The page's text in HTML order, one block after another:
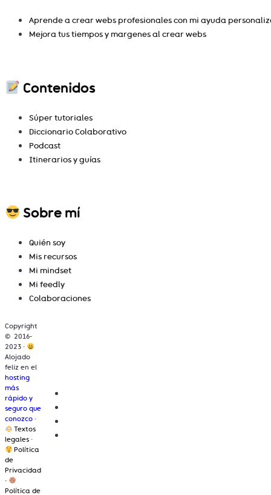
Aprende a crear webs profesionales con mi ayuda
Mejora tus tiempos y margenes al crear webs
Contenidos
Súper tutoriales
Diccionario Colaborativo
Podcast
Itinerarios y guías
Sobre mí
Quién soy
Mis recursos
Mi mindset
Mi feedly
Colaboraciones
Copyright
© 2016-
2023 ·
Alojado
feliz en el
hosting
más
rápido y
seguro que
conozco ·
Textos
legales ·
Política
de
Privacidad
·
Política de